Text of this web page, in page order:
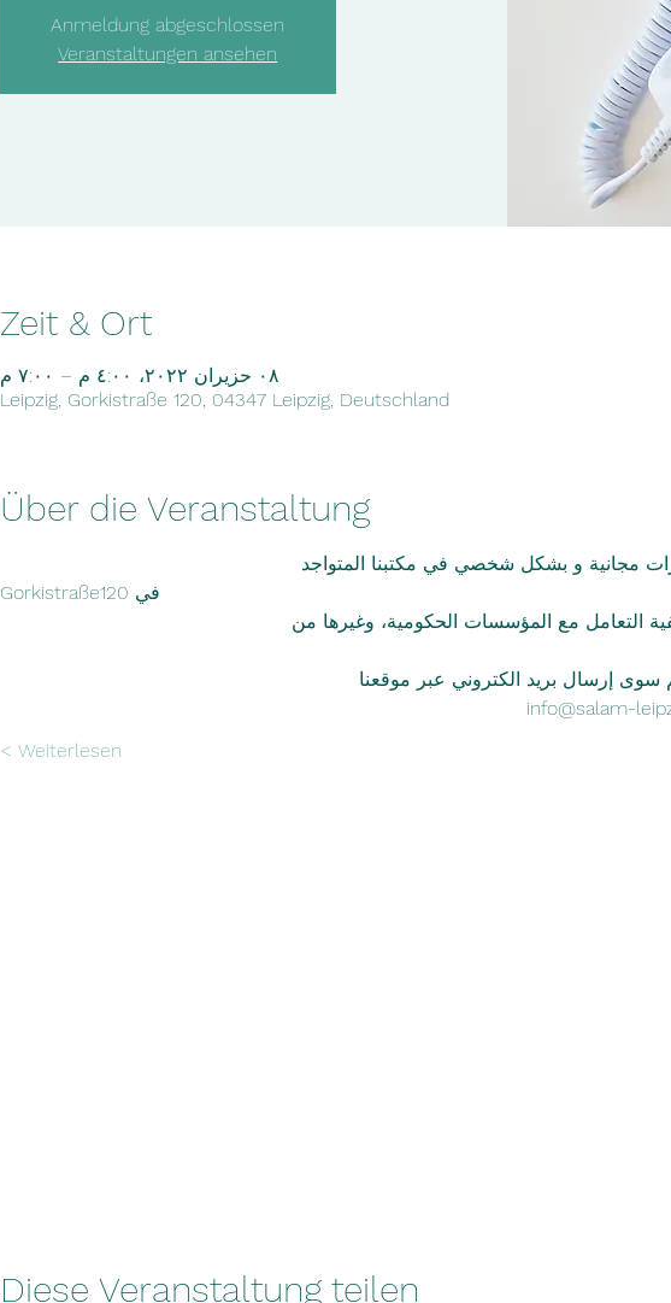
Anmeldung abgeschlossen
Veranstaltungen ansehen
Zeit & Ort
٠٨ حزيران ٢٠٢٢، ٤:٠٠ م – ٧:٠٠ م
Leipzig, Gorkistraße 120, 04347 Leipzig, Deutschland
Über die Veranstaltung
مجانية و بشكل شخصي في مكتبنا المتواجد
Gorkistraße120 في
التعامل مع المؤسسات الحكومية، وغيرها من
سوى إرسال بريد الكتروني عبر موقعنا
Weiterlesen >
Diese Veranstaltung teilen